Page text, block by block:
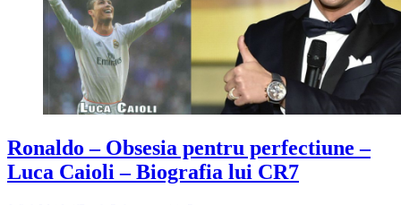
Ronaldo – Obsesia pentru perfectiune –
Luca Caioli – Biografia lui CR7